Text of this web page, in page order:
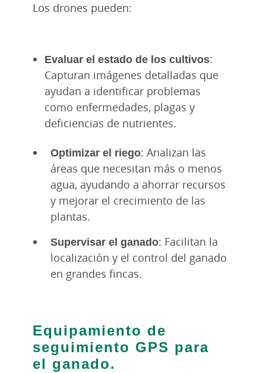
Los drones pueden:
Evaluar el estado de los cultivos:
Capturan imágenes detalladas que
ayudan a identificar problemas
como enfermedades, plagas y
deficiencias de nutrientes.
Optimizar el riego: Analizan las
áreas que necesitan más o menos
agua, ayudando a ahorrar recursos
y mejorar el crecimiento de las
plantas.
Supervisar el ganado: Facilitan la
localización y el control del ganado
en grandes fincas.
Equipamiento de
seguimiento GPS para
el ganado.